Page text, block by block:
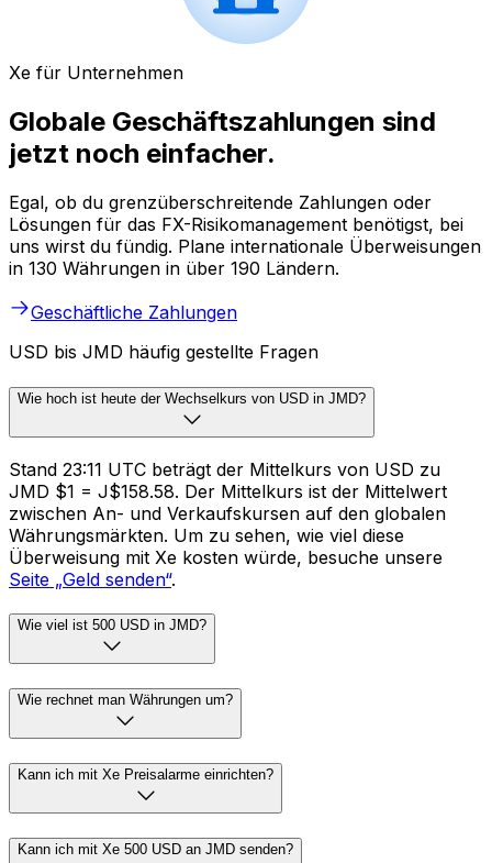
Xe für Unternehmen
Globale Geschäftszahlungen sind
jetzt noch einfacher.
Egal, ob du grenzüberschreitende Zahlungen oder
Lösungen für das FX-Risikomanagement benötigst, bei
uns wirst du fündig. Plane internationale Überweisungen
in 130 Währungen in über 190 Ländern.
Geschäftliche Zahlungen
USD bis JMD häufig gestellte Fragen
Wie hoch ist heute der Wechselkurs von USD in JMD?
Stand 23:11 UTC beträgt der Mittelkurs von USD zu
JMD $1 = J$158.58. Der Mittelkurs ist der Mittelwert
zwischen An- und Verkaufskursen auf den globalen
Währungsmärkten. Um zu sehen, wie viel diese
Überweisung mit Xe kosten würde, besuche unsere
Seite „Geld senden“.
Wie viel ist 500 USD in JMD?
Wie rechnet man Währungen um?
Kann ich mit Xe Preisalarme einrichten?
Kann ich mit Xe 500 USD an JMD senden?